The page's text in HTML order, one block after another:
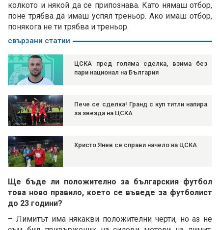
колкото и някой да се припознава. Като нямаш отбор,
поне трябва да имаш успял треньор. Ако имаш отбор,
понякога не ти трябва и треньор.
свързани статии
ЦСКА пред голяма сделка, взима без
пари национал на България
Пече се сделка! Гранд с куп титли напира
за звезда на ЦСКА
Христо Янев се справи начело на ЦСКА
Ще бъде ли положително за българския футбол
това ново правило, което се въведе за футболист
до 23 години?
– Лимитът има някакви положителни черти, но аз не